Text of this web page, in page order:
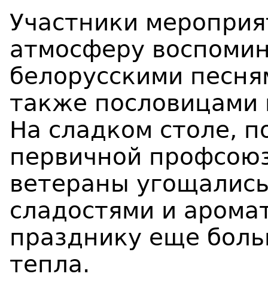
Участники
атмосферу
белорусскими
также пословицами
На сладком столе,
первичной
ветераны
сладостями и
празднику еще
тепла.